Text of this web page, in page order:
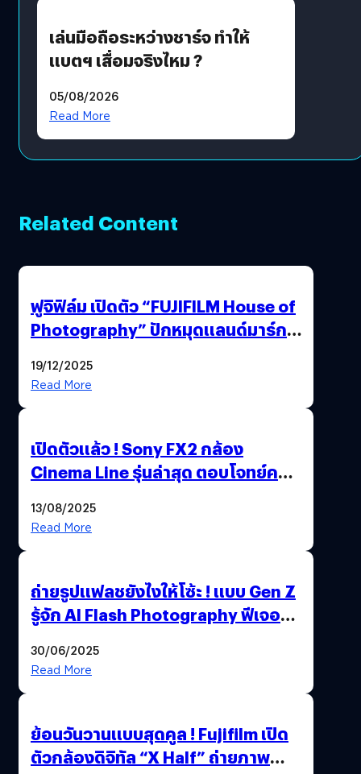
เล่นมือถือระหว่างชาร์จ ทำให้
แบตฯ เสื่อมจริงไหม ?
05/08/2026
Read More
Related Content
ฟูจิฟิล์ม เปิดตัว “FUJIFILM House of
Photography” ปักหมุดแลนด์มาร์ก
19/12/2025
Read More
เปิดตัวแล้ว ! Sony FX2 กล้อง
Cinema Line รุ่นล่าสุด ตอบโจทย์ครี
13/08/2025
Read More
ถ่ายรูปแฟลชยังไงให้โซ้ะ ! แบบ Gen Z
รู้จัก AI Flash Photography ฟีเจอร์
30/06/2025
Read More
ย้อนวันวานแบบสุดคูล ! Fujifilm เปิด
ตัวกล้องดิจิทัล “X Half” ถ่ายภาพ